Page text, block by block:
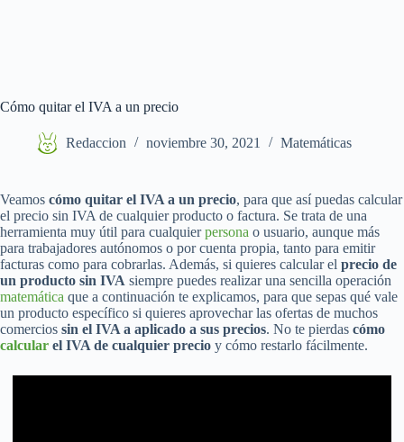
Cómo quitar el IVA a un precio
Redaccion noviembre 30, 2021 Matemáticas
Veamos cómo quitar el IVA a un precio, para que así puedas calcular
el precio sin IVA de cualquier producto o factura. Se trata de una
herramienta muy útil para cualquierpersona o usuario, aunque más
para trabajadores autónomos o por cuenta propia, tanto para emitir
facturas como para cobrarlas. Además, si quieres calcular el precio de
un producto sin IVA siempre puedes realizar una sencilla operación
matemática que a continuación te explicamos, para que sepas qué vale
un producto específico si quieres aprovechar las ofertas de muchos
comercios sin el IVA a aplicado a sus precios. No te pierdas cómo
calcular el IVA de cualquier precio y cómo restarlo fácilmente.